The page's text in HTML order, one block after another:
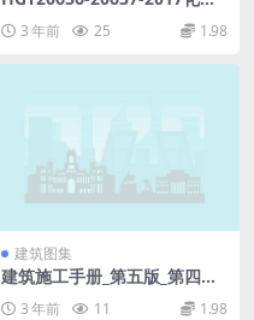
装置自控专业设计管理规范自
控专业的职责范围.pdf
3 年前 25 1.98
建筑图集
建筑施工手册_第五版_第四分
3 年前 11 1.98